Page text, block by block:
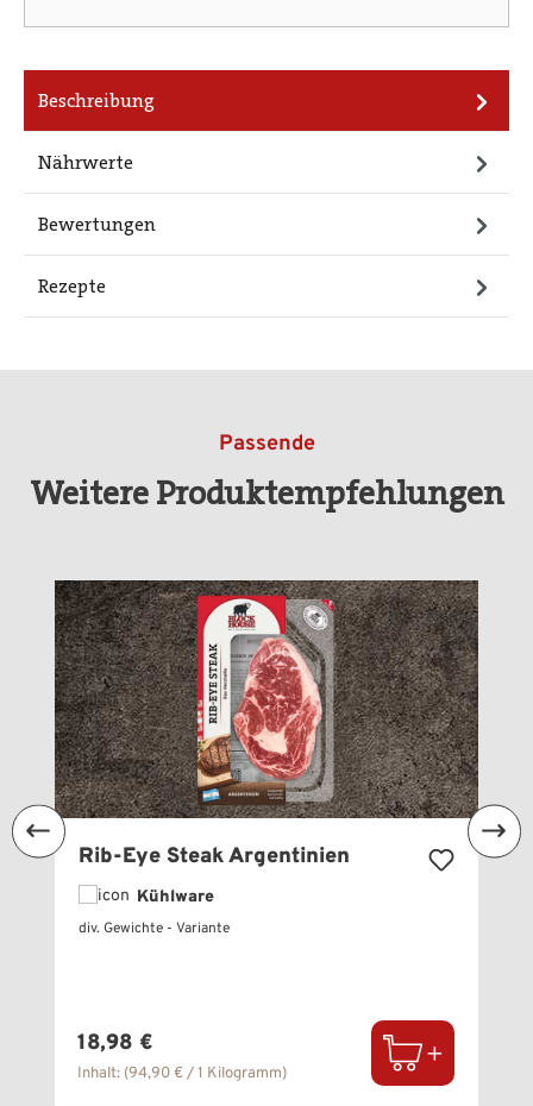
Beschreibung
Nährwerte
Bewertungen
Rezepte
Passende
Weitere Produktempfehlungen
Rib-Eye Steak Argentinien
Kühlware
div. Gewichte - Variante
Regulärer Preis:
18,98 €
Inhalt: (94,90 € / 1 Kilogramm)